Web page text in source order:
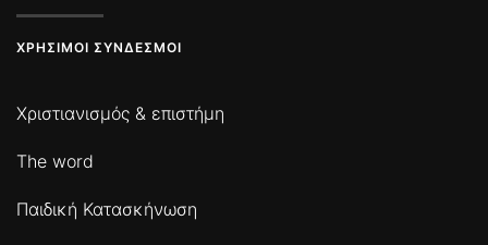
ΧΡΉΣΙΜΟΙ ΣΎΝΔΕΣΜΟΙ
Χριστιανισμός & επιστήμη
The word
Παιδική Κατασκήνωση